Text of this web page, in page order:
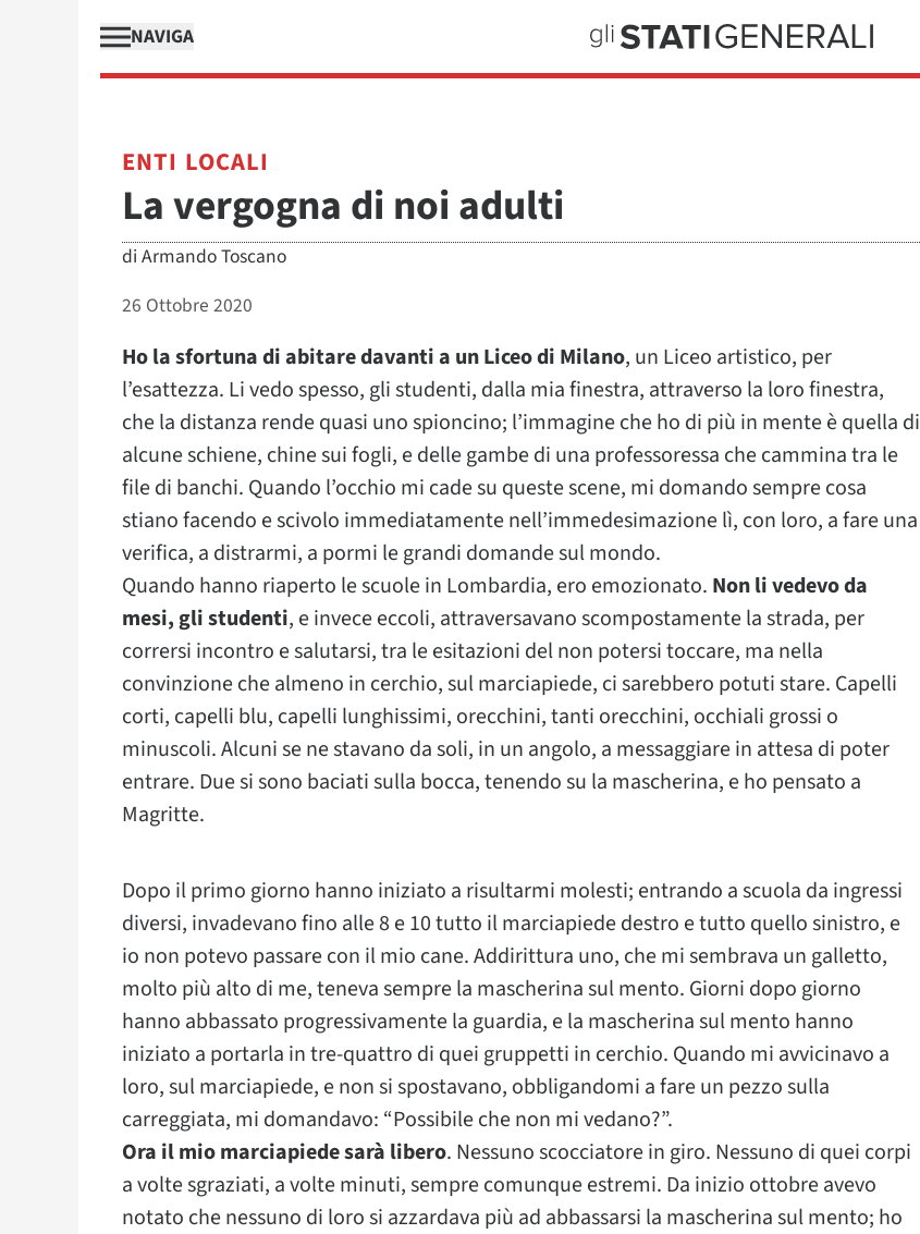
NAVIGA
ENTI LOCALI
La vergogna di noi adulti
di Armando Toscano
26 Ottobre 2020
Ho la sfortuna di abitare davanti a un Liceo di Milano, un Liceo artistico, per
l’esattezza. Li vedo spesso, gli studenti, dalla mia finestra, attraverso la loro finestra,
che la distanza rende quasi uno spioncino; l’immagine che ho di più in mente è quella di
alcune schiene, chine sui fogli, e delle gambe di una professoressa che cammina tra le
file di banchi. Quando l’occhio mi cade su queste scene, mi domando sempre cosa
stiano facendo e scivolo immediatamente nell’immedesimazione lì, con loro, a fare una
verifica, a distrarmi, a pormi le grandi domande sul mondo.
Quando hanno riaperto le scuole in Lombardia, ero emozionato. Non li vedevo da
mesi, gli studenti, e invece eccoli, attraversavano scompostamente la strada, per
corrersi incontro e salutarsi, tra le esitazioni del non potersi toccare, ma nella
convinzione che almeno in cerchio, sul marciapiede, ci sarebbero potuti stare. Capelli
corti, capelli blu, capelli lunghissimi, orecchini, tanti orecchini, occhiali grossi o
minuscoli. Alcuni se ne stavano da soli, in un angolo, a messaggiare in attesa di poter
entrare. Due si sono baciati sulla bocca, tenendo su la mascherina, e ho pensato a
Magritte.
Dopo il primo giorno hanno iniziato a risultarmi molesti; entrando a scuola da ingressi
diversi, invadevano fino alle 8 e 10 tutto il marciapiede destro e tutto quello sinistro, e
io non potevo passare con il mio cane. Addirittura uno, che mi sembrava un galletto,
molto più alto di me, teneva sempre la mascherina sul mento. Giorni dopo giorno
hanno abbassato progressivamente la guardia, e la mascherina sul mento hanno
iniziato a portarla in tre-quattro di quei gruppetti in cerchio. Quando mi avvicinavo a
loro, sul marciapiede, e non si spostavano, obbligandomi a fare un pezzo sulla
carreggiata, mi domandavo: “Possibile che non mi vedano?”.
Ora il mio marciapiede sarà libero. Nessuno scocciatore in giro. Nessuno di quei corpi
a volte sgraziati, a volte minuti, sempre comunque estremi. Da inizio ottobre avevo
notato che nessuno di loro si azzardava più ad abbassarsi la mascherina sul mento; ho